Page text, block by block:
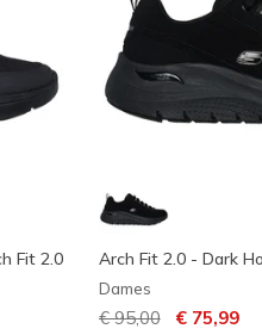
Fit 2.0 Arch Fit 2.0 - Dark
Dames
Prijs verlaagd van
€ 95,00naar
€ 75,99